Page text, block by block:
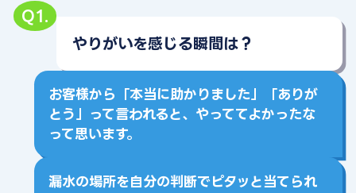
Q1.
やりがいを感じる瞬間は？
お客様から「本当に助かりました」「ありが
とう」って言われると、やっててよかったな
って思います。
漏水の場所を自分の判断でピタッと当てられ